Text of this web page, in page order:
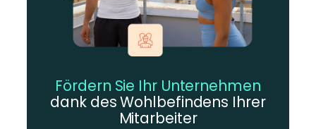
Fördern Sie Ihr Unternehmen
dank des Wohlbefindens Ihrer
Mitarbeiter